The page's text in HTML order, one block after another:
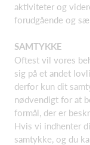
aktiviteter og
forudgående og
SAMTYKKE
Oftest vil vores
sig på et andet
derfor kun dit
nødvendigt for at
formål, der er
Hvis vi indhenter
samtykke, og du